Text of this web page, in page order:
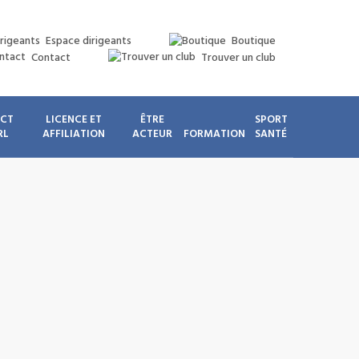
Espace dirigeants
Boutique
Contact
Trouver un club
LICENCE ET
AFFILIATION
ÊTRE
ACTEUR
FORMATION
SPORT
SANTÉ